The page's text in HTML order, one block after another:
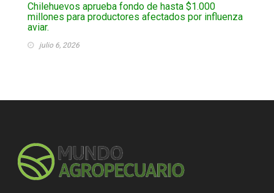
Chilehuevos aprueba fondo de hasta $1.000
millones para productores afectados por influenza
aviar.
julio 6, 2026